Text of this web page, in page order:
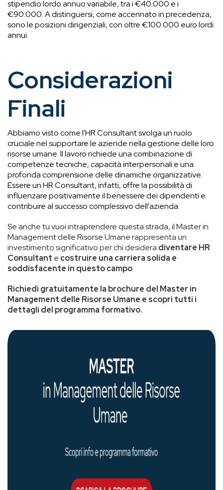
stipendio lordo annuo variabile, tra i €40.000 e i
€90.000. A distinguersi, come accennato in precedenza,
sono le posizioni dirigenziali, con oltre €100.000 euro lordi
annui.
Considerazioni
Finali
Abbiamo visto come l'HR Consultant svolga un ruolo
cruciale nel supportare le aziende nella gestione delle loro
risorse umane. Il lavoro richiede una combinazione di
competenze tecniche, capacità interpersonali e una
profonda comprensione delle dinamiche organizzative.
Essere un HR Consultant, infatti, offre la possibilità di
influenzare positivamente il benessere dei dipendenti e
contribuire al successo complessivo dell'azienda.
Se anche tu vuoi intraprendere questa strada, il Master in
Management delle Risorse Umanerappresenta un
investimento significativo per chi desidera diventare HR
Consultant e costruire una carriera solida e
soddisfacente in questo campo.
Richiedi gratuitamente la brochure del Master in
Management delle Risorse Umane e scopri tutti i
dettagli del programma formativo.